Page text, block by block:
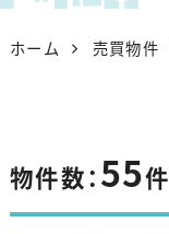
ホーム 売買物件
物件数：55件